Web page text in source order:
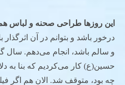
این روزها طراحی صحنه و لباس
درخور باشد و بتوانم در آن
و سالم باشد، انجام می‌دهم. سال
حسین(ع) کار می‌کردیم که بنا به
چه بود، متوقف شد. الان هم اگر